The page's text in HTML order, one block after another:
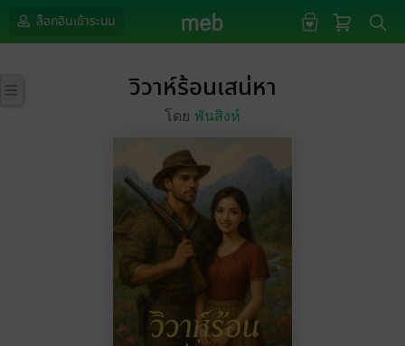
ล็อกอินเข้าระบบ
วิวาห์ร้อนเสน่หา
โดย พันสิงห์